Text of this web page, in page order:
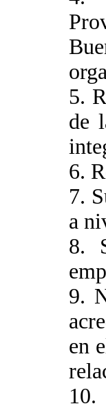
5.
de
6.
7.
a
8.
9.
en